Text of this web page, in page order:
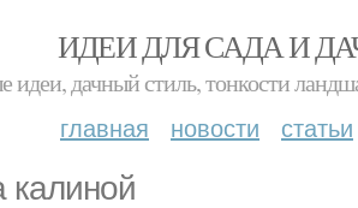
ИДЕИ ДЛЯ САДА И
идеи, дачный стиль, тонкости
главная новости статьи
калиной